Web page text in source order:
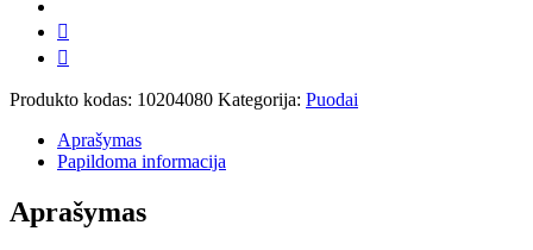
Produkto kodas: 10204080 Kategorija: Puodai
Aprašymas
Papildoma informacija
Aprašymas